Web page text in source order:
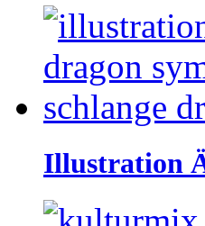
Illustration